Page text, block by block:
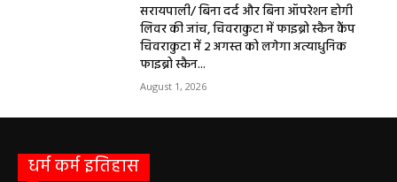
सरायपाली/ बिना दर्द और बिना ऑपरेशन होगी
लिवर की जांच, चिवराकुटा में फाइब्रो स्कैन कैंप
चिवराकुटा में 2 अगस्त को लगेगा अत्याधुनिक
फाइब्रो स्कैन...
August 1, 2026
धर्म कर्म इतिहास